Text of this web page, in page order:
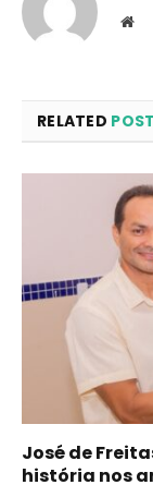
RELATED
José de
história nos